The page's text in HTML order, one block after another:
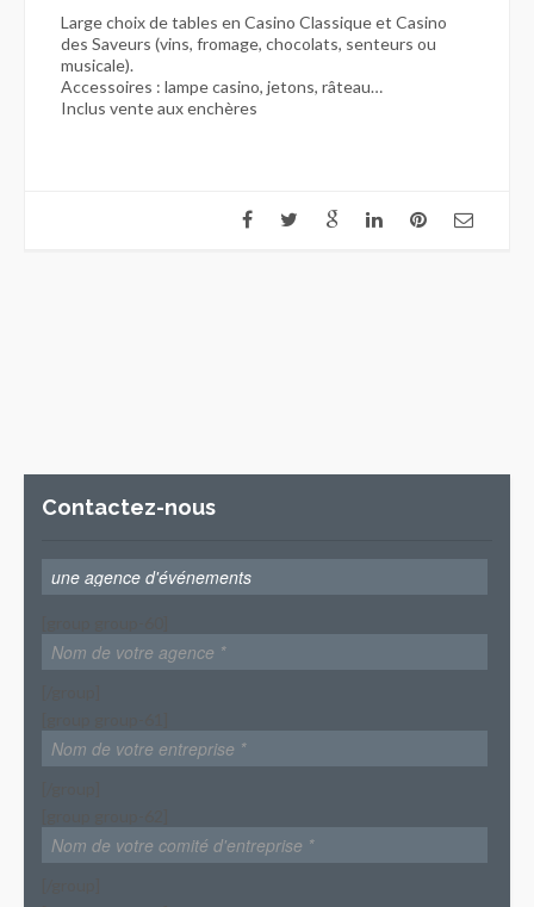
Large choix de tables en Casino Classique et Casino
des Saveurs (vins, fromage, chocolats, senteurs ou
musicale).
Accessoires : lampe casino, jetons, râteau…
Inclus vente aux enchères
Contactez-nous